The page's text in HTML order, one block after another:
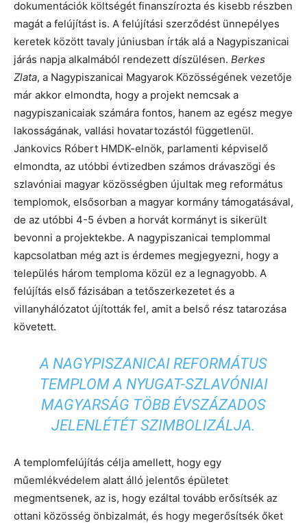
dokumentációk költségét finanszírozta és kisebb részben
magát a felújítást is. A felújítási szerződést ünnepélyes
keretek között tavaly júniusban írták alá a Nagypiszanicai
járás napja alkalmából rendezett díszülésen. Berkes
Zlata, a Nagypiszanicai Magyarok Közösségének vezetője
már akkor elmondta, hogy a projekt nemcsak a
nagypiszanicaiak számára fontos, hanem az egész megye
lakosságának, vallási hovatartozástól függetlenül.
Jankovics Róbert HMDK-elnök, parlamenti képviselő
elmondta, az utóbbi évtizedben számos drávaszögi és
szlavóniai magyar közösségben újultak meg református
templomok, elsősorban a magyar kormány támogatásával,
de az utóbbi 4-5 évben a horvát kormányt is sikerült
bevonni a projektekbe. A nagypiszanicai templommal
kapcsolatban még azt is érdemes megjegyezni, hogy a
település három temploma közül ez a legnagyobb. A
felújítás első fázisában a tetőszerkezetet és a
villanyhálózatot újították fel, amit a belső rész tatarozása
követett.
A NAGYPISZANICAI REFORMÁTUS
TEMPLOM A NYUGAT-SZLAVÓNIAI
MAGYARSÁG TÖBB ÉVSZÁZADOS
JELENLÉTÉT SZIMBOLIZÁLJA.
A templomfelújítás célja amellett, hogy egy
műemlékvédelem alatt álló jelentős épületet
megmentsenek, az is, hogy ezáltal tovább erősítsék az
ottani közösség önbizalmát, és hogy megerősítsék őket